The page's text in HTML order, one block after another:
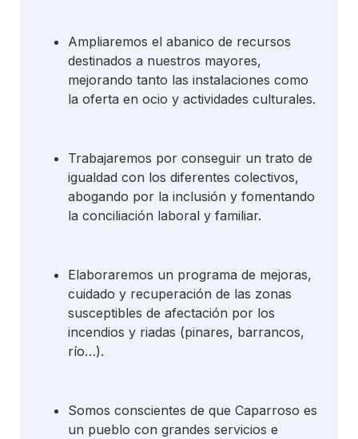
Ampliaremos el abanico de recursos
destinados a nuestros mayores,
mejorando tanto las instalaciones como
la oferta en ocio y actividades culturales.
Trabajaremos por conseguir un trato de
igualdad con los diferentes colectivos,
abogando por la inclusión y fomentando
la conciliación laboral y familiar.
Elaboraremos un programa de mejoras,
cuidado y recuperación de las zonas
susceptibles de afectación por los
incendios y riadas (pinares, barrancos,
río…).
Somos conscientes de que Caparroso es
un pueblo con grandes servicios e